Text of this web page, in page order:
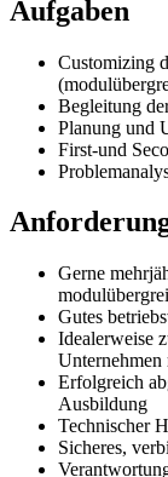
Aufgaben
Customizing
Begleitung
Planung und
First-und
Gerne
Gutes
Idealerweise
Unternehmen
Erfolgreich
Ausbildung
Technischer
Sicheres,